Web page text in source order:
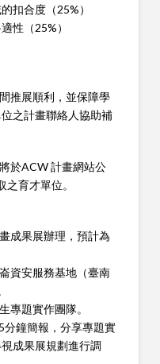
扣合度（25%）
性（25%）
推展順利，並保障學
之計畫聯絡人協助補
於ACW 計畫網站公
育才單位。
成果展辦理，預計為
資安服務基地（臺南
專題實作團隊。
分鐘簡報，分享專題實
成果展規劃進行調